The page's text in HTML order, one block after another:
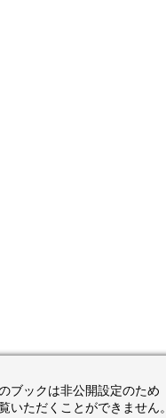
ブックは非公開設定のため
いただくことができません。